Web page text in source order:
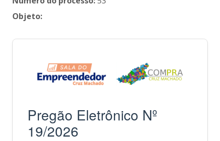
Objeto:
Pregão Eletrônico Nº
19/2026